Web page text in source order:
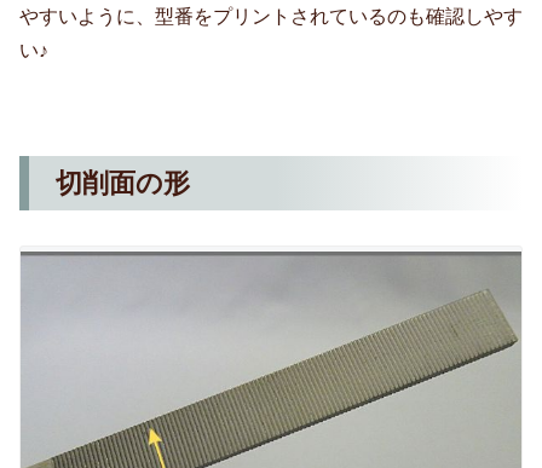
やすいように、型番をプリントされているのも確認しやす
い♪
切削面の形